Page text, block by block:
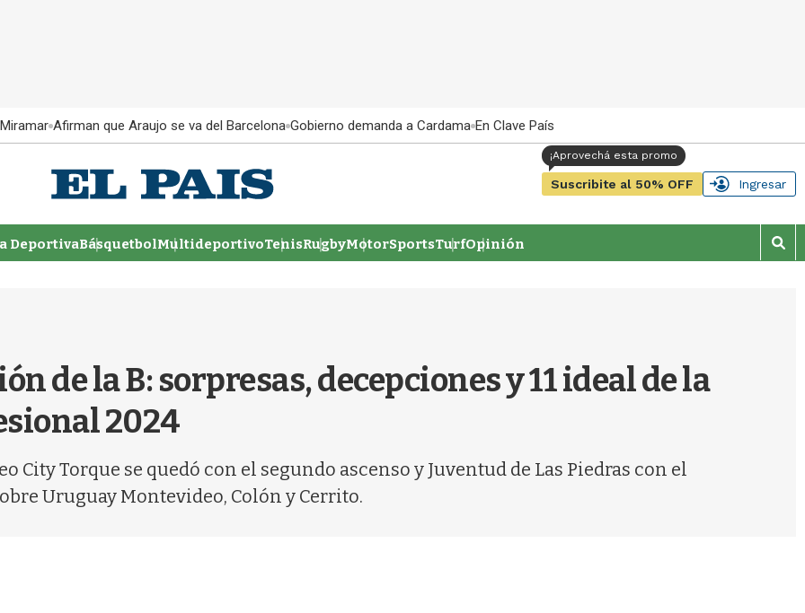
Afirman que Araujo se va del Barcelona Gobierno demanda a Cardama En Clave País
Suscribite al 50% OFF Ingresar
DeportivaBásquetbolMultideportivoTenisRugbyMotorSportsTurfOpinión
M
o
de la B: sorpresas, decepciones y 11 ideal de la
2024
City Torque se quedó con el segundo ascenso y Juventud de Las Piedras con el
Uruguay Montevideo, Colón y Cerrito.